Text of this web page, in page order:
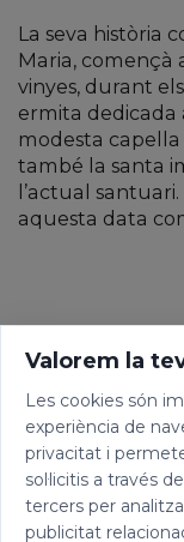
La seva història
Maria, començà
vinyes, durant
ermita dedicada
modesta capella
també la santa
l’actual
aquesta data
Valorem la
Les cookies són
experiència de
privacitat i
sol·licitis a través
tercers per
publicitat